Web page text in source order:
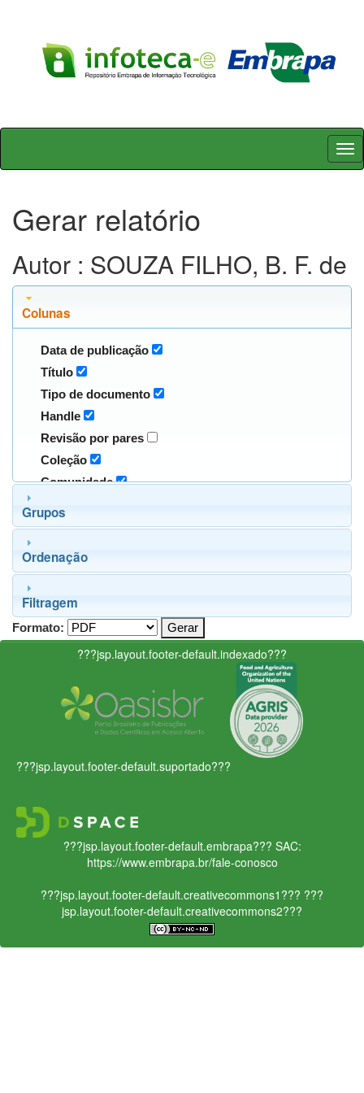
Skip
Gerar relatório
Autor : SOUZA FILHO, B. F. de
Colunas
Data de publicação
Título
Tipo de documento
Handle
Revisão por pares
Coleção
Comunidade
Grupos
Ordenação
Filtragem
Formato:
???jsp.layout.footer-default.indexado???
???jsp.layout.footer-default.suportado???
???jsp.layout.footer-default.embrapa??? SAC:
https://www.embrapa.br/fale-conosco
???jsp.layout.footer-default.creativecommons1??? ???
jsp.layout.footer-default.creativecommons2???